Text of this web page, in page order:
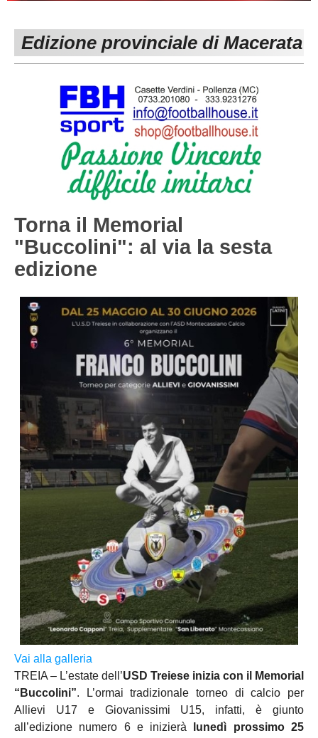
Carica la tua Rosa
1^ CATEGORIA
3^ CATEGORIA
GIOVANILI
Edizione provinciale di Macerata
Torna il Memorial
"Buccolini": al via la sesta
edizione
Vai alla galleria
TREIA – L’estate dell’USD Treiese inizia con il Memorial
“Buccolini”. L’ormai tradizionale torneo di calcio per
Allievi U17 e Giovanissimi U15, infatti, è giunto
all’edizione numero 6 e inizierà
lunedì prossimo 25